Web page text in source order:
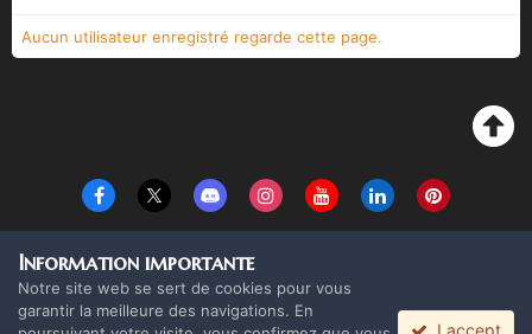
Aucun utilisateur enregistré regarde cette page.
Copyright Monolith Board Games & The overlord 2016 ©
Powered by Invision Community
Information importante
Notre site web se sert de cookies pour vous
garantir la meilleure des navigations. En
I accept